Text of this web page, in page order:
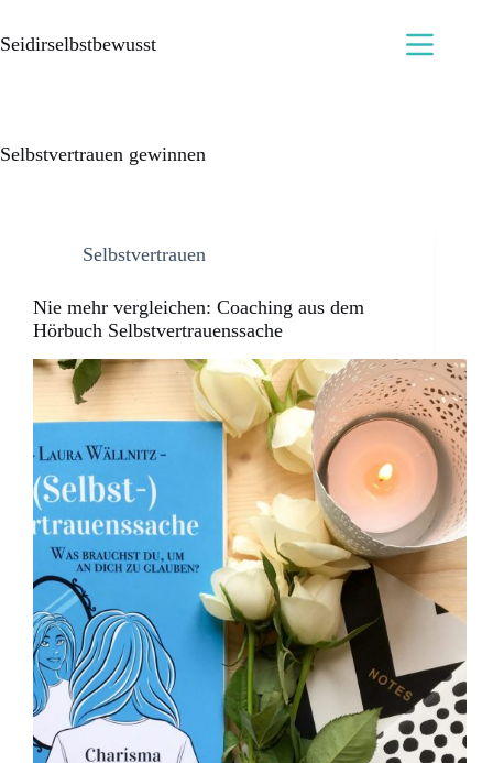
Seidirselbstbewusst
Selbstvertrauen gewinnen
Selbstvertrauen
Nie mehr vergleichen: Coaching aus dem
Hörbuch Selbstvertrauenssache